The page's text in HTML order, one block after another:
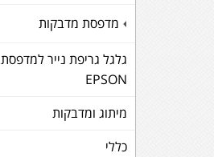
+
מדפסת מדבקות
גלגל גריפת נייר למדפסת
EPSON
מיתוג ומדבקות
כללי